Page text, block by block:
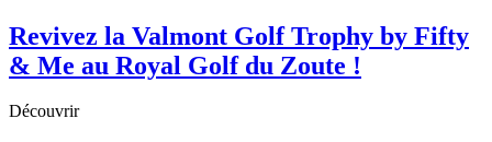
Revivez la Valmont Golf Trophy by Fifty
& Me au Royal Golf du Zoute !
Découvrir